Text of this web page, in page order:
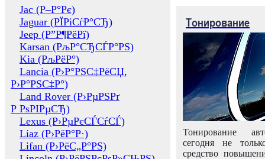
Jac (Р–Р°Рє)
Jaguar (РЇРіСѓР°СЂ)
Jeep (Р”Р¶РёРї)
Karsan (РљР°СЂСЃР°РЅ)
Kia (РљРёР°)
Lancia (Р›Р°РЅС‡РёСЏ,
Р›Р°РЅС‡Р°)
Land Rover (Р›РµРЅРґ
Р РѕРІРµСЂ)
Lexus (Р›РµРєСЃСѓСЃ)
Liaz (Р›РёР°Р·)
Lifan (Р›РёС„Р°РЅ)
Тонирование
Тонирование
сегодня не
средство